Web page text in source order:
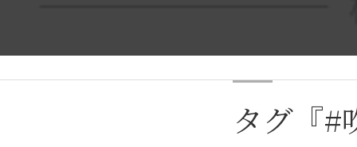
タグ『#